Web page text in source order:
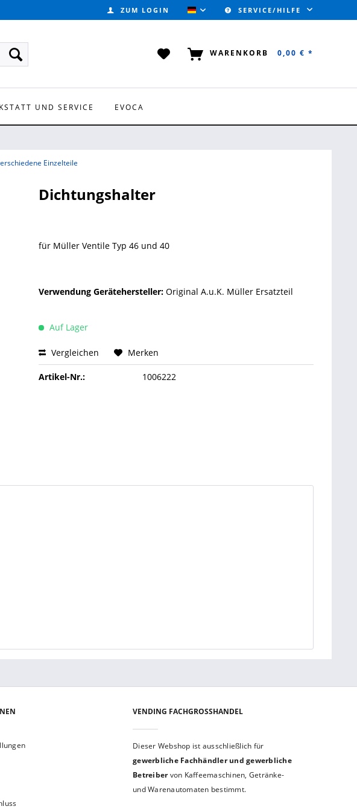
ZUM LOGIN VALVOTEC (DEUTSCH)
SERVICE/HILFE
WARENKORB 0,00 € *
UND SERVICE EVOCA
Einzelteile
Dichtungshalter
für Müller Ventile Typ 46 und 40
Verwendung Gerätehersteller: Original A.u.K. Müller Ersatzteil
Auf Lager
Vergleichen Merken
Artikel-Nr.: 1006222
VENDING FACHGROSSHANDEL
Dieser Webshop ist aus­schließ­lich für
gewerbliche Fach­händler und gewerb­liche
Betreibervon Kaffeemaschinen, Getränke-
und Warenautomaten bestimmt.